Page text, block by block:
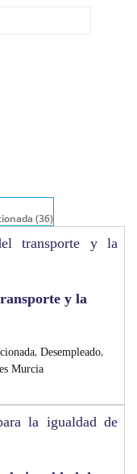
(36)
y la
, Desempleado,
Murcia